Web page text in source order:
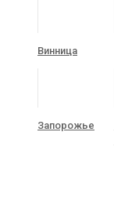
Винница
Запорожье